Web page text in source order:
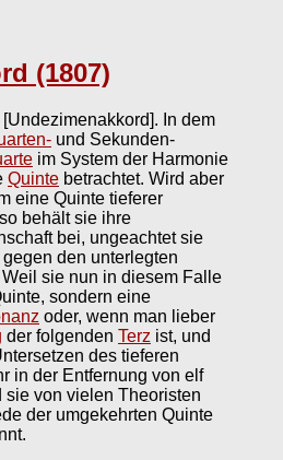
(1807)
[Undezimenakkord]. In dem
und Sekunden-
im System der Harmonie
Quinte betrachtet. Wird aber
eine Quinte tieferer
behält sie ihre
bei, ungeachtet sie
den unterlegten
sie nun in diesem Falle
sondern eine
oder, wenn man lieber
der folgenden Terz ist, und
des tieferen
in der Entfernung von elf
sie von vielen Theoristen
der umgekehrten Quinte